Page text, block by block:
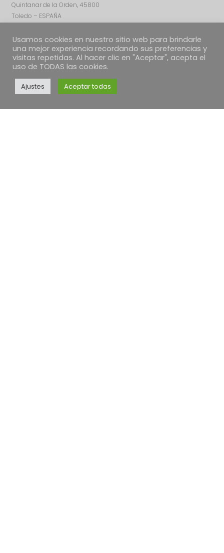
Quintanar de la Orden, 45800
Toledo – ESPAÑA
Usamos cookies en nuestro sitio web para brindarle
una mejor experiencia recordando sus preferencias y
visitas repetidas. Al hacer clic en "Aceptar", acepta el
uso de TODAS las cookies.
Ajustes Aceptar todas